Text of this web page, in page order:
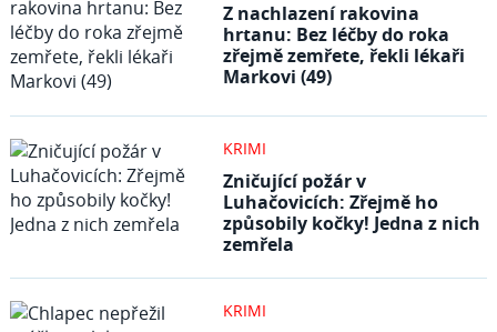
Z nachlazení rakovina
hrtanu: Bez léčby do roka
zřejmě zemřete, řekli lékaři
Markovi (49)
KRIMI
Zničující požár v
Luhačovicích: Zřejmě ho
způsobily kočky! Jedna z nich
zemřela
KRIMI